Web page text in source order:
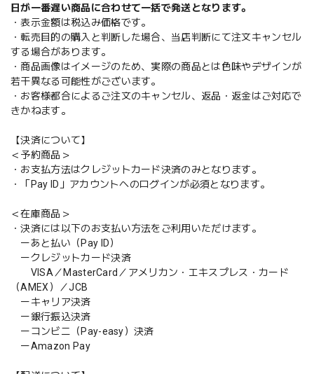
日が一番遅い商品に合わせて一括で発送となります。
・表示金額は税込み価格です。
・転売目的の購入と判断した場合、当店判断にて注文キャンセル
する場合があります。
・商品画像はイメージのため、実際の商品とは色味やデザインが
若干異なる可能性がございます。
・お客様都合によるご注文のキャンセル、返品・返金はご対応で
きかねます。
【決済について】
＜予約商品＞
・お支払方法はクレジットカード決済のみとなります。
・「Pay ID」アカウントへのログインが必須となります。
＜在庫商品＞
・決済には以下のお支払い方法をご利用いただけます。
ーあと払い（Pay ID）
ークレジットカード決済
VISA／MasterCard／アメリカン・エキスプレス・カード
（AMEX）／JCB
ーキャリア決済
ー銀行振込決済
ーコンビニ（Pay-easy）決済
ーAmazon Pay